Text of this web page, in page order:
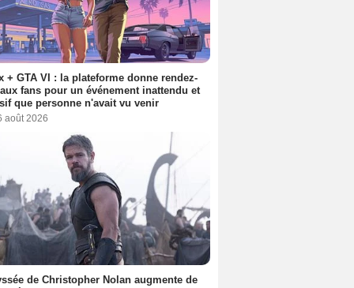
+ GTA VI : la plateforme donne rendez-
fans pour un événement inattendu et
que personne n'avait vu venir
août 2026
de Christopher Nolan augmente de